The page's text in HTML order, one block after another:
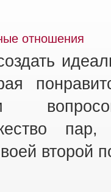
отношения
пар,
второй